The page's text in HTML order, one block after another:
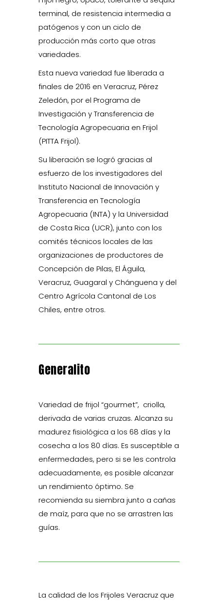
terminal, de resistencia intermedia a
patógenos y con un ciclo de
producción más corto que otras
variedades.
Esta nueva variedad fue liberada a
finales de 2016 en Veracruz, Pérez
Zeledón, por el Programa de
Investigación y Transferencia de
Tecnología Agropecuaria en Frijol
(PITTA Frijol).
Su liberación se logró gracias al
esfuerzo de los investigadores del
Instituto Nacional de Innovación y
Transferencia en Tecnología
Agropecuaria (INTA) y la Universidad
de Costa Rica (UCR), junto con los
comités técnicos locales de las
organizaciones de productores de
Concepción de Pilas, El Águila,
Veracruz, Guagaral y Chánguena y del
Centro Agrícola Cantonal de Los
Chiles, entre otros.
Generalito
Variedad de frijol “gourmet”, criolla,
derivada de varias cruzas. Alcanza su
madurez fisiológica a los 68 días y la
cosecha a los 80 días. Es susceptible a
enfermedades, pero si se les controla
adecuadamente, es posible alcanzar
un rendimiento óptimo. Se
recomienda su siembra junto a cañas
de maíz, para que no se arrastren las
guías.
La calidad de los Frijoles Veracruz que